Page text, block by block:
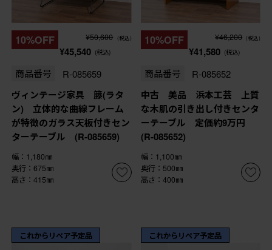
10%OFF ¥50,600 (税込)
¥45,540 (税込)
商品番号 R-085659
ヴィンテージ家具 籐(ラタ
ン) 立体的な曲線フレーム
が特徴のガラス天板付きセン
ターテーブル (R-085659)
幅：1,180㎜
奥行：675㎜
高さ：415㎜
10%OFF ¥46,200 (税込)
¥41,580 (税込)
商品番号 R-085652
中古 美品 浜本工芸 上質
な木肌の引き出し付きセンタ
ーテーブル 定価約9万円
(R-085652)
幅：1,100㎜
奥行：500㎜
高さ：400㎜
これからリペア予定品 これからリペア予定品